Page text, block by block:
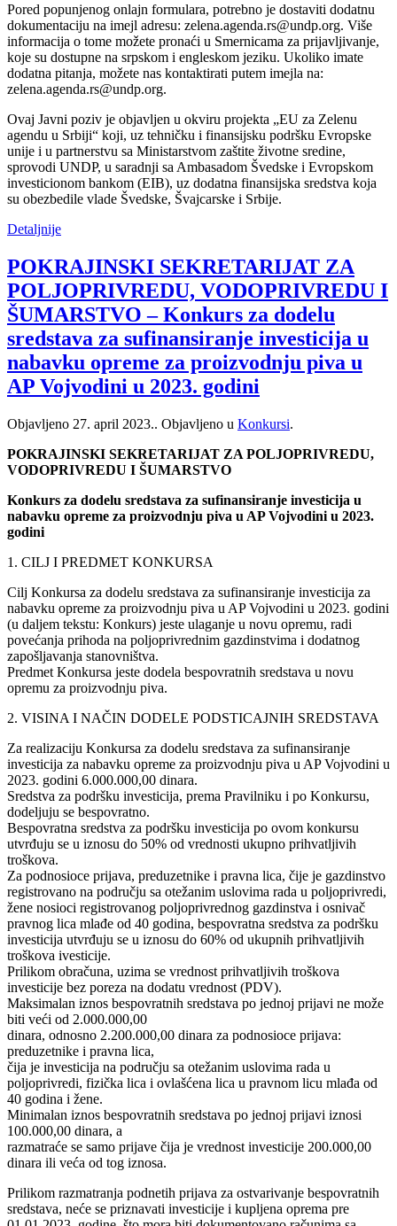
Pored popunjenog onlajn formulara, potrebno je dostaviti dodatnu
dokumentaciju na imejl adresu: zelena.agenda.rs@undp.org. Više
informacija o tome možete pronaći u Smernicama za prijavljivanje,
koje su dostupne na srpskom i engleskom jeziku. Ukoliko imate
dodatna pitanja, možete nas kontaktirati putem imejla na:
zelena.agenda.rs@undp.org.
Ovaj Javni poziv je objavljen u okviru projekta „EU za Zelenu
agendu u Srbiji“ koji, uz tehničku i finansijsku podršku Evropske
unije i u partnerstvu sa Ministarstvom zaštite životne sredine,
sprovodi UNDP, u saradnji sa Ambasadom Švedske i Evropskom
investicionom bankom (EIB), uz dodatna finansijska sredstva koja
su obezbedile vlade Švedske, Švajcarske i Srbije.
Detaljnije
POKRAJINSKI SEKRETARIJAT ZA
POLJOPRIVREDU, VODOPRIVREDU I
ŠUMARSTVO – Konkurs za dodelu
sredstava za sufinansiranje investicija u
nabavku opreme za proizvodnju piva u
AP Vojvodini u 2023. godini
Objavljeno 27. april 2023.. Objavljeno u Konkursi.
POKRAJINSKI SEKRETARIJAT ZA POLJOPRIVREDU,
VODOPRIVREDU I ŠUMARSTVO
Konkurs za dodelu sredstava za sufinansiranje investicija u
nabavku opreme za proizvodnju piva u AP Vojvodini u 2023.
godini
1. CILJ I PREDMET KONKURSA
Cilj Konkursa za dodelu sredstava za sufinansiranje investicija za
nabavku opreme za proizvodnju piva u AP Vojvodini u 2023. godini
(u daljem tekstu: Konkurs) jeste ulaganje u novu opremu, radi
povećanja prihoda na poljoprivrednim gazdinstvima i dodatnog
zapošljavanja stanovništva.
Predmet Konkursa jeste dodela bespovratnih sredstava u novu
opremu za proizvodnju piva.
2. VISINA I NAČIN DODELE PODSTICAJNIH SREDSTAVA
Za realizaciju Konkursa za dodelu sredstava za sufinansiranje
investicija za nabavku opreme za proizvodnju piva u AP Vojvodini u
2023. godini 6.000.000,00 dinara.
Sredstva za podršku investicija, prema Pravilniku i po Konkursu,
dodeljuju se bespovratno.
Bespovratna sredstva za podršku investicija po ovom konkursu
utvrđuju se u iznosu do 50% od vrednosti ukupno prihvatljivih
troškova.
Za podnosioce prijava, preduzetnike i pravna lica, čije je gazdinstvo
registrovano na području sa otežanim uslovima rada u poljoprivredi,
žene nosioci registrovanog poljoprivrednog gazdinstva i osnivač
pravnog lica mlađe od 40 godina, bespovratna sredstva za podršku
investicija utvrđuju se u iznosu do 60% od ukupnih prihvatljivih
troškova ivesticije.
Prilikom obračuna, uzima se vrednost prihvatljivih troškova
investicije bez poreza na dodatu vrednost (PDV).
Maksimalan iznos bespovratnih sredstava po jednoj prijavi ne može
biti veći od 2.000.000,00
dinara, odnosno 2.200.000,00 dinara za podnosioce prijava:
preduzetnike i pravna lica,
čija je investicija na području sa otežanim uslovima rada u
poljoprivredi, fizička lica i ovlašćena lica u pravnom licu mlađa od
40 godina i žene.
Minimalan iznos bespovratnih sredstava po jednoj prijavi iznosi
100.000,00 dinara, a
razmatraće se samo prijave čija je vrednost investicije 200.000,00
dinara ili veća od tog iznosa.
Prilikom razmatranja podnetih prijava za ostvarivanje bespovratnih
sredstava, neće se priznavati investicije i kupljena oprema pre